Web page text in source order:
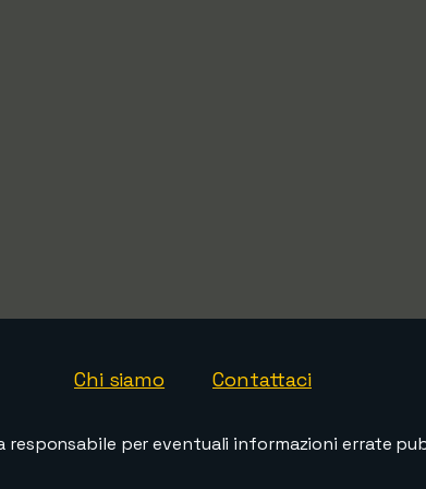
Chi siamo Contattaci
per eventuali informazioni errate